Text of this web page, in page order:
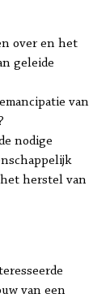
over en het
geleide
van
nodige
herstel van
van een